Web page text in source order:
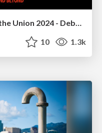
Chrome DevTools: State of the Union 2024 - Debugging React & Beyond
10 1.3k